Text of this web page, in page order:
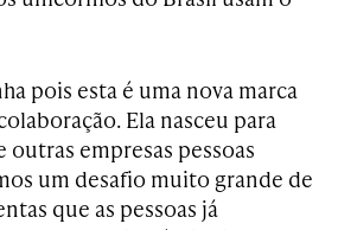
pois esta é uma nova marca
Ela nasceu para
empresas pessoas
um desafio muito grande de
que as pessoas já